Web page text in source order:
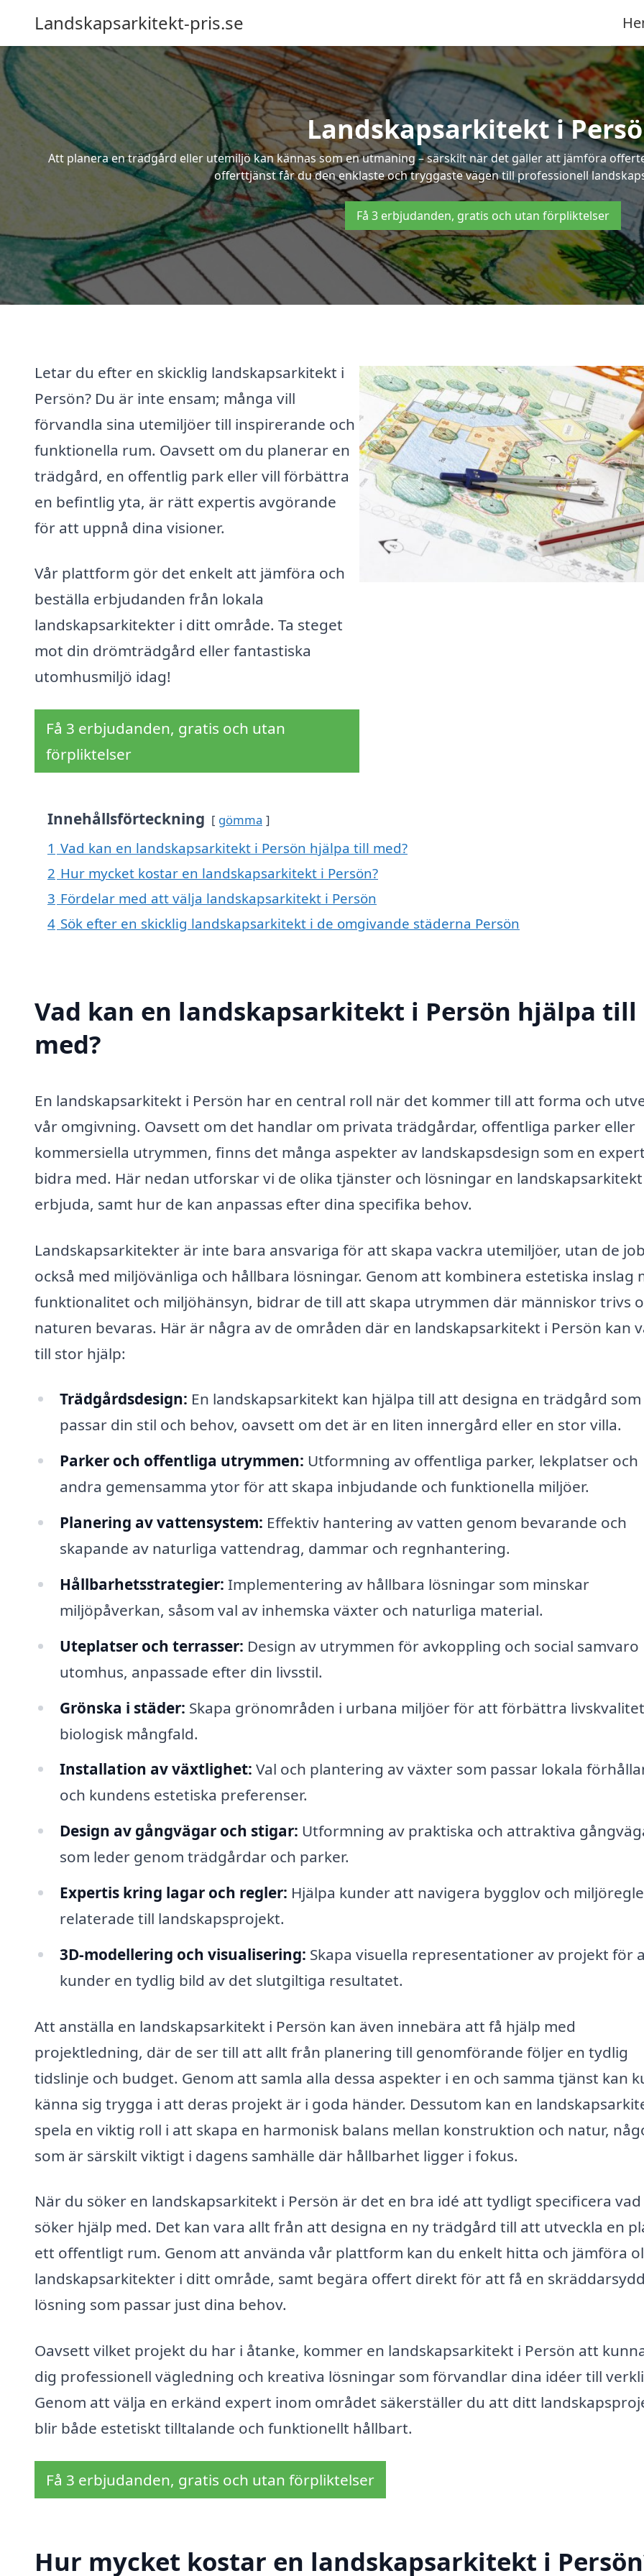
Landskapsarkitekt-pris.se
Landskapsarkitekt i
Att planera en trädgård eller utemiljö kan kännas som en utmaning – särskilt när det gäller att jämföra
offerttjänst får du den enklaste och tryggaste vägen till professionell
Få 3 erbjudanden, gratis och utan förpliktelser
Letar du efter en skicklig landskapsarkitekt i
Persön? Du är inte ensam; många vill
förvandla sina utemiljöer till inspirerande och
funktionella rum. Oavsett om du planerar en
trädgård, en offentlig park eller vill förbättra
en befintlig yta, är rätt expertis avgörande
för att uppnå dina visioner.
Vår plattform gör det enkelt att jämföra och
beställa erbjudanden från lokala
landskapsarkitekter i ditt område. Ta steget
mot din drömträdgård eller fantastiska
utomhusmiljö idag!
Få 3 erbjudanden, gratis och utan
förpliktelser
Innehållsförteckning gömma
1 Vad kan en landskapsarkitekt i Persön hjälpa till med?
2 Hur mycket kostar en landskapsarkitekt i Persön?
3 Fördelar med att välja landskapsarkitekt i Persön
4 Sök efter en skicklig landskapsarkitekt i de omgivande städerna Persön
Vad kan en landskapsarkitekt i Persön hjälpa till
med?
En landskapsarkitekt i Persön har en central roll när det kommer till att forma och
vår omgivning. Oavsett om det handlar om privata trädgårdar, offentliga parker eller
kommersiella utrymmen, finns det många aspekter av landskapsdesign som en
bidra med. Här nedan utforskar vi de olika tjänster och lösningar en
erbjuda, samt hur de kan anpassas efter dina specifika behov.
Landskapsarkitekter är inte bara ansvariga för att skapa vackra utemiljöer, utan de
också med miljövänliga och hållbara lösningar. Genom att kombinera estetiska inslag
funktionalitet och miljöhänsyn, bidrar de till att skapa utrymmen där människor trivs
naturen bevaras. Här är några av de områden där en landskapsarkitekt i Persön kan
till stor hjälp:
Trädgårdsdesign: En landskapsarkitekt kan hjälpa till att designa en trädgård som
passar din stil och behov, oavsett om det är en liten innergård eller en stor villa.
Parker och offentliga utrymmen: Utformning av offentliga parker, lekplatser och
andra gemensamma ytor för att skapa inbjudande och funktionella miljöer.
Planering av vattensystem: Effektiv hantering av vatten genom bevarande och
skapande av naturliga vattendrag, dammar och regnhantering.
Hållbarhetsstrategier: Implementering av hållbara lösningar som minskar
miljöpåverkan, såsom val av inhemska växter och naturliga material.
Uteplatser och terrasser: Design av utrymmen för avkoppling och social samvaro
utomhus, anpassade efter din livsstil.
Grönska i städer: Skapa grönområden i urbana miljöer för att förbättra
biologisk mångfald.
Installation av växtlighet: Val och plantering av växter som passar lokala
och kundens estetiska preferenser.
Design av gångvägar och stigar: Utformning av praktiska och attraktiva
som leder genom trädgårdar och parker.
Expertis kring lagar och regler: Hjälpa kunder att navigera bygglov och
relaterade till landskapsprojekt.
3D-modellering och visualisering: Skapa visuella representationer av projekt för
kunder en tydlig bild av det slutgiltiga resultatet.
Att anställa en landskapsarkitekt i Persön kan även innebära att få hjälp med
projektledning, där de ser till att allt från planering till genomförande följer en tydlig
tidslinje och budget. Genom att samla alla dessa aspekter i en och samma tjänst kan
känna sig trygga i att deras projekt är i goda händer. Dessutom kan en
spela en viktig roll i att skapa en harmonisk balans mellan konstruktion och natur,
som är särskilt viktigt i dagens samhälle där hållbarhet ligger i fokus.
När du söker en landskapsarkitekt i Persön är det en bra idé att tydligt specificera vad
söker hjälp med. Det kan vara allt från att designa en ny trädgård till att utveckla en
ett offentligt rum. Genom att använda vår plattform kan du enkelt hitta och jämföra
landskapsarkitekter i ditt område, samt begära offert direkt för att få en skräddarsydd
lösning som passar just dina behov.
Oavsett vilket projekt du har i åtanke, kommer en landskapsarkitekt i Persön att
dig professionell vägledning och kreativa lösningar som förvandlar dina idéer till
Genom att välja en erkänd expert inom området säkerställer du att ditt
blir både estetiskt tilltalande och funktionellt hållbart.
Få 3 erbjudanden, gratis och utan förpliktelser
Hur mycket kostar en landskapsarkitekt i